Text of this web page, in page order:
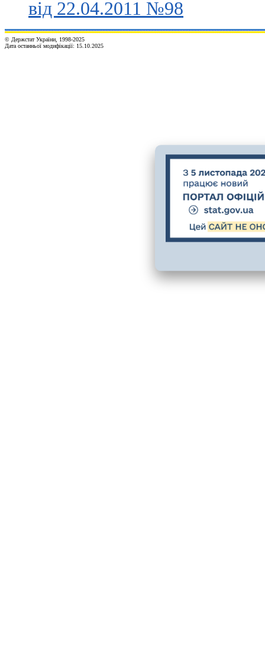
від 22.04.2011 №98
© Держстат України, 1998-2025
Дата останньої модифікації: 15.10.2025